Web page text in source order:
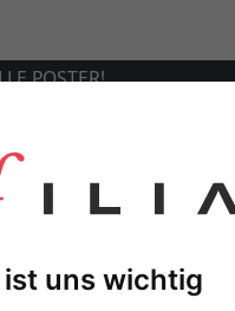
uns wichtig
POSTER!